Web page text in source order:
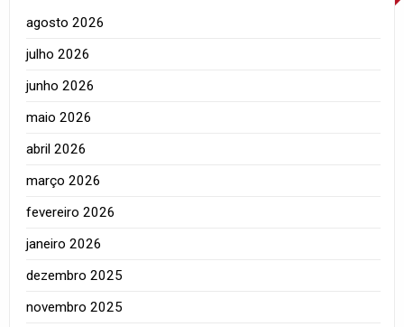
agosto 2026
julho 2026
junho 2026
maio 2026
abril 2026
março 2026
fevereiro 2026
janeiro 2026
dezembro 2025
novembro 2025